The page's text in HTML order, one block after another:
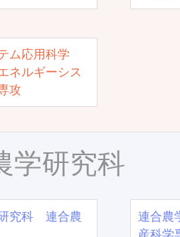
ム応用科学
ネルギーシス
攻
学研究科
究科 連合農
連合農